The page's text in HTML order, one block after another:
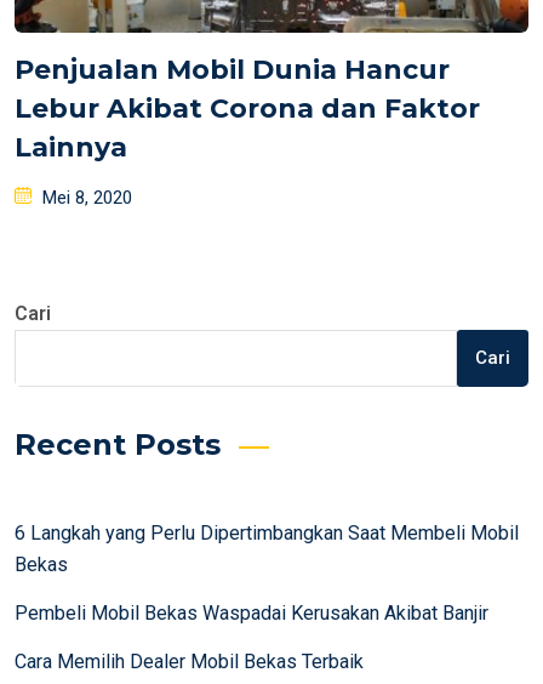
Penjualan Mobil Dunia Hancur
Lebur Akibat Corona dan Faktor
Lainnya
Posted
Mei 8, 2020
Cari
Cari
Recent Posts
6 Langkah yang Perlu Dipertimbangkan Saat Membeli Mobil
Bekas
Pembeli Mobil Bekas Waspadai Kerusakan Akibat Banjir
Cara Memilih Dealer Mobil Bekas Terbaik